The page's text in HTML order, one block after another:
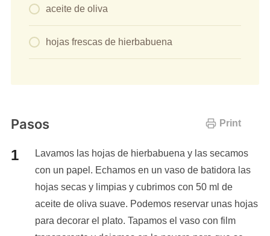
aceite de oliva
hojas frescas de hierbabuena
Print
Pasos
Lavamos las hojas de hierbabuena y las secamos
con un papel. Echamos en un vaso de batidora las
hojas secas y limpias y cubrimos con 50 ml de
aceite de oliva suave. Podemos reservar unas hojas
para decorar el plato. Tapamos el vaso con film